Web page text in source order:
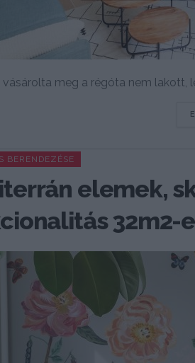
vásárolta meg a régóta nem lakott,
BERENDEZÉSE
elemek,
32m2-